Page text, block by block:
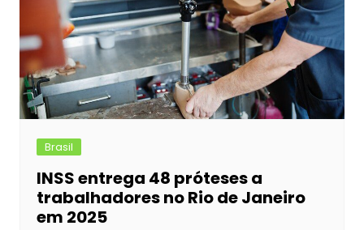
Brasil
INSS entrega 48 próteses a
trabalhadores no Rio de Janeiro
em 2025